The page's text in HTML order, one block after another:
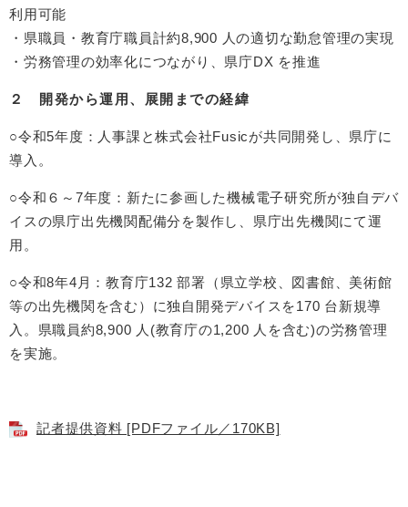
利用可能
・県職員・教育庁職員計約8,900 人の適切な勤怠管理の実現
・労務管理の効率化につながり、県庁DX を推進
２ 開発から運用、展開までの経緯​
○令和5年度：人事課と株式会社Fusicが共同開発し、県庁に
導入。
○令和６～7年度：新たに参画した機械電子研究所が独自デバ
イスの県庁出先機関配備分を製作し、県庁出先機関にて運
用。
○令和8年4月：教育庁132 部署（県立学校、図書館、美術館
等の出先機関を含む）に独自開発デバイスを170 台新規導
入。県職員約8,900 人(教育庁の1,200 人を含む)の労務管理
を実施。
記者提供資料 [PDFファイル／170KB]